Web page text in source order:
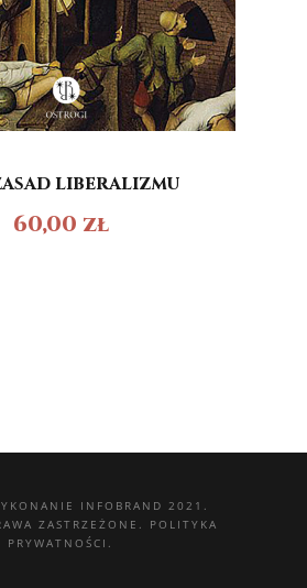
liberalizmu
60,00 zł
INFOBRAND 2021.
ZASTRZEŻONE. POLITYKA
PRYWATNOŚCI.